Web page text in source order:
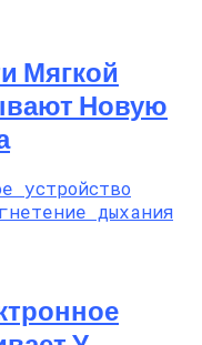
Мягкой
Новую